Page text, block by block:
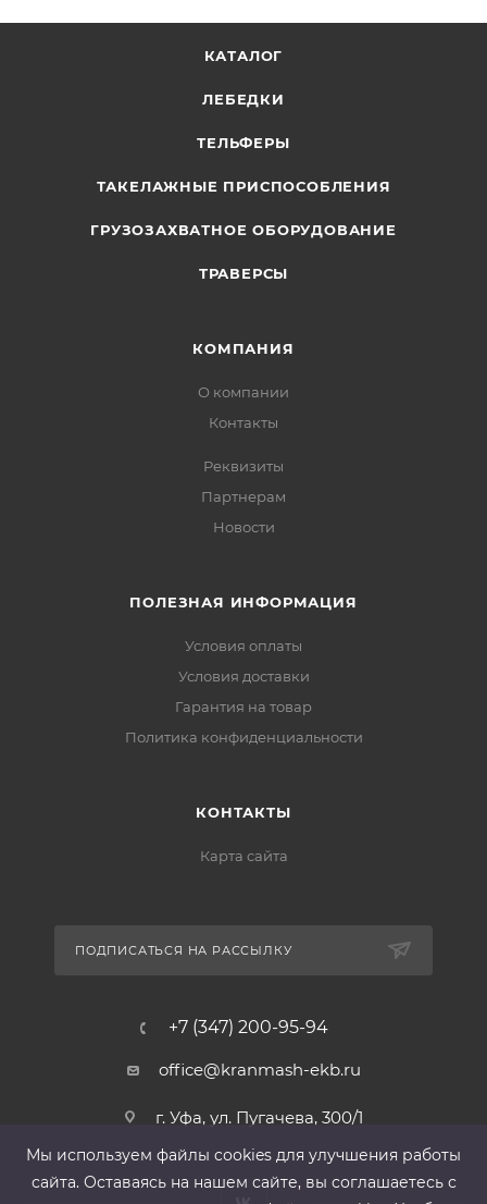
КАТАЛОГ
ЛЕБЕДКИ
ТЕЛЬФЕРЫ
ТАКЕЛАЖНЫЕ ПРИСПОСОБЛЕНИЯ
ГРУЗОЗАХВАТНОЕ ОБОРУДОВАНИЕ
ТРАВЕРСЫ
КОМПАНИЯ
О компании
Контакты
Реквизиты
Партнерам
Новости
ПОЛЕЗНАЯ ИНФОРМАЦИЯ
Условия оплаты
Условия доставки
Гарантия на товар
Политика конфиденциальности
КОНТАКТЫ
Карта сайта
ПОДПИСАТЬСЯ НА РАССЫЛКУ
+7 (347) 200-95-94
office@kranmash-ekb.ru
г. Уфа, ул. Пугачева, 300/1
Мы используем файлы cооkies для улучшения работы
сайта. Оставаясь на нашем сайте, вы соглашаетесь с